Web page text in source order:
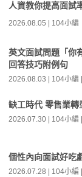
人資教你提高面試
2026.08.05 | 104小編
英文面試問題「你
回答技巧附例句
2026.08.03 | 104小編
缺工時代 零售業轉
2026.07.30 | 104小編
個性內向面試好吃
2026.07.28 | 104小編